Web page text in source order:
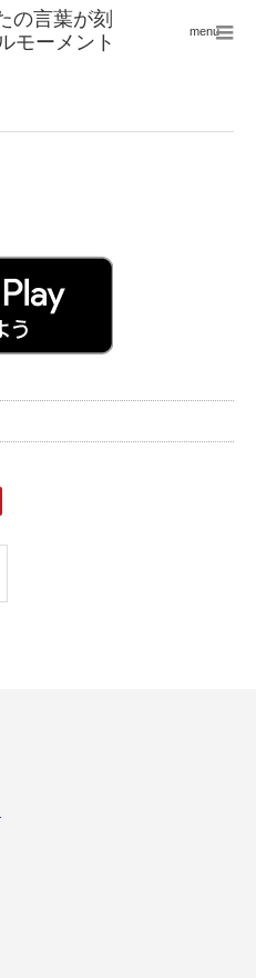
menu